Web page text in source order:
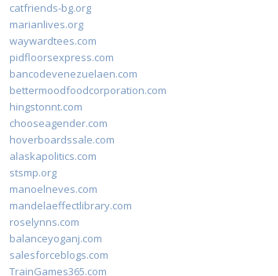
catfriends-bg.org
marianlives.org
waywardtees.com
pidfloorsexpress.com
bancodevenezuelaen.com
bettermoodfoodcorporation.com
hingstonnt.com
chooseagender.com
hoverboardssale.com
alaskapolitics.com
stsmp.org
manoelneves.com
mandelaeffectlibrary.com
roselynns.com
balanceyoganj.com
salesforceblogs.com
TrainGames365.com